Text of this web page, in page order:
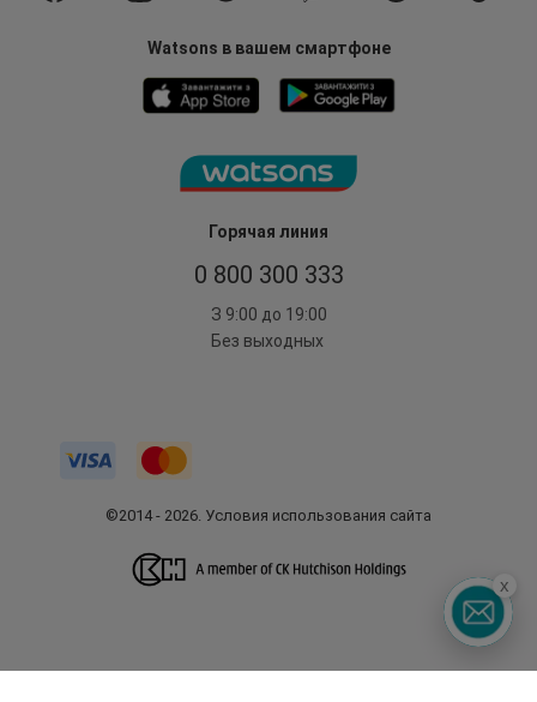
Горячая линия
0 800 300 333
З 9:00 до 19:00
Без выходных
Watsons в вашем смартфоне
©2014 - 2026. Условия использования сайта
x